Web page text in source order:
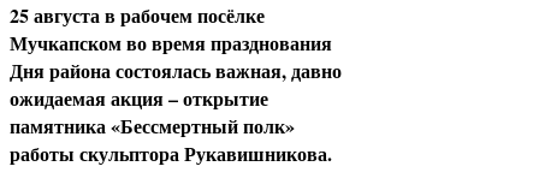
25 августа в рабочем посёлке
Мучкапском во время празднования
Дня района состоялась важная, давно
ожидаемая акция – открытие
памятника «Бессмертный полк»
работы скульптора Рукавишникова.